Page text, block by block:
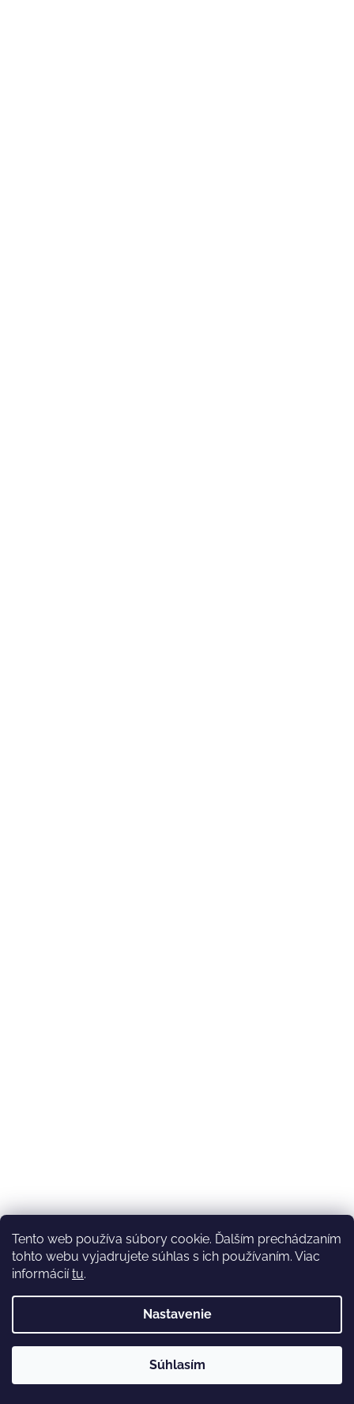
Tento web používa súbory cookie. Ďalším prechádzaním
tohto webu vyjadrujete súhlas s ich používaním. Viac
informáciítu.
Nastavenie
Súhlasím
nedostupná (na email reagujeme nonstop), expedícia ako
obvykle💚Ďakujeme, že ste s nami💚